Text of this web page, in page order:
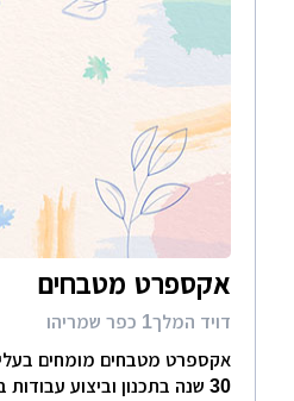
אקספרט מטבחים
דויד המלך1 כפר שמריהו
אקספרט מטבחים מומחים בעלי
30 שנה בתכנון וביצוע